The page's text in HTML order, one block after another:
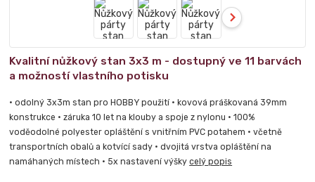
Kvalitní nůžkový stan 3x3 m - dostupný ve 11 barvách
a možností vlastního potisku
• odolný 3x3m stan pro HOBBY použití • kovová práškovaná 39mm
konstrukce • záruka 10 let na klouby a spoje z nylonu • 100%
voděodolné polyester opláštění s vnitřním PVC potahem • včetně
transportních obalů a kotvící sady • dvojitá vrstva opláštění na
namáhaných místech • 5x nastavení výškycelý popis